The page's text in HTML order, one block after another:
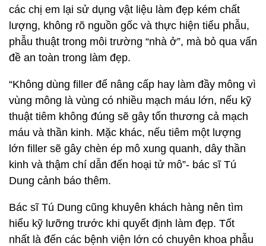
các chị em lại sử dụng vật liệu làm đẹp kém chất
lượng, không rõ nguồn gốc và thực hiện tiểu phẫu,
phẫu thuật trong môi trường “nhà ở”, mà bỏ qua vấn
đề an toàn trong làm đẹp.
“Không dùng filler để nâng cấp hay làm đầy mông vì
vùng mông là vùng có nhiều mạch máu lớn, nếu kỹ
thuật tiêm không đúng sẽ gây tổn thương cả mạch
máu và thần kinh. Mặc khác, nếu tiêm một lượng
lớn filler sẽ gây chèn ép mô xung quanh, dây thần
kinh và thậm chí dẫn đến hoại tử mô”- bác sĩ Tú
Dung cảnh báo thêm.
Bác sĩ Tú Dung cũng khuyên khách hàng nên tìm
hiểu kỹ lưỡng trước khi quyết định làm đẹp. Tốt
nhất là đến các bệnh viện lớn có chuyên khoa phẫu